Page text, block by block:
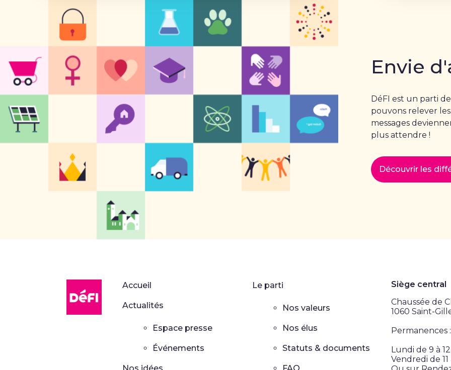
Envie
DéFI est un parti
pouvons relever
messages
plus attendre !
Découvrir les
Accueil
Actualités
Espace presse
Événements
Le parti
Nos valeurs
Nos élus
Statuts & documents
Siège central
Chaussée de
1060 Saint-
Permanences :
Lundi de 9 à
Vendredi de 11